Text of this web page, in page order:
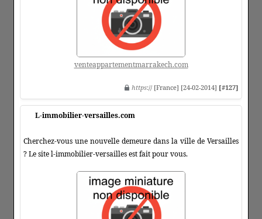
venteappartementmarrakech.com
https:// [France] [24-02-2014] [#127]
L-immobilier-versailles.com
Cherchez-vous une nouvelle demeure dans la ville de Versailles
? Le site l-immobilier-versailles est fait pour vous.